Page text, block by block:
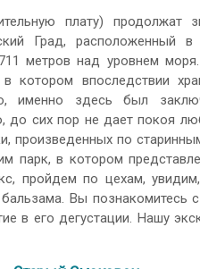
плату) продолжат
Град, расположенный
метров над уровнем
котором впоследствии
именно здесь был
до сих пор не дает покоя
произведенных по
парк, в котором
пройдем по цехам,
Вы познакомитесь
в его дегустации. Нашу